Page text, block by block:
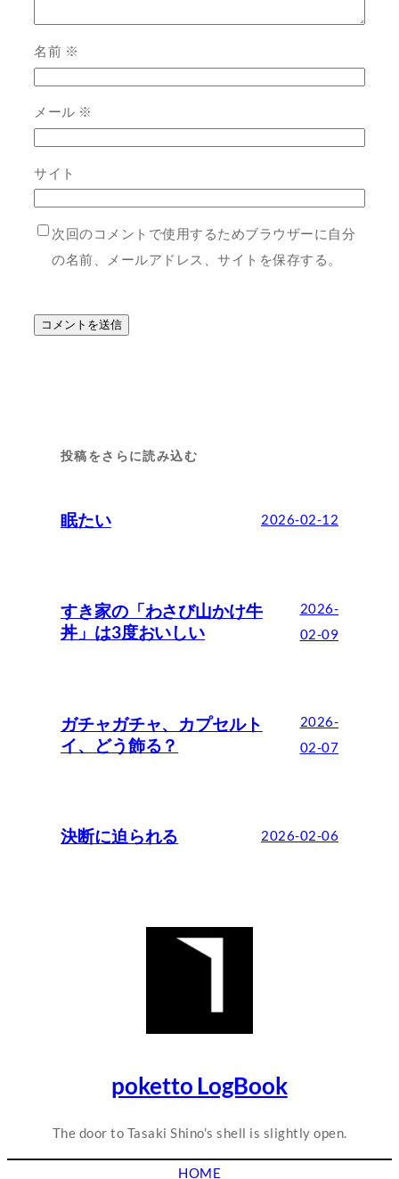
名前 ※
メール ※
サイト
次回のコメントで使用するためブラウザーに自分
の名前、メールアドレス、サイトを保存する。
投稿をさらに読み込む
眠たい 2026-02-12
すき家の「わさび山かけ牛
丼」は3度おいしい
2026-
02-09
ガチャガチャ、カプセルト
イ、どう飾る？
2026-
02-07
決断に迫られる 2026-02-06
poketto LogBook
The door to Tasaki Shino's shell is slightly open.
HOME